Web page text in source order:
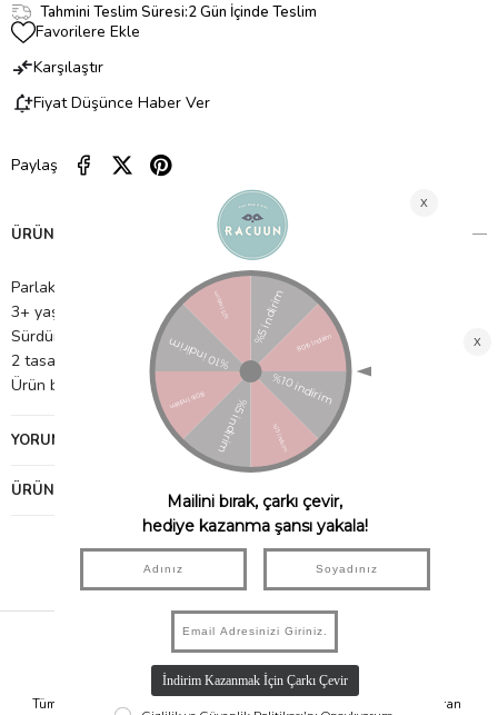
Tahmini Teslim Süresi:2 Gün İçinde Teslim
Favorilere Ekle
Karşılaştır
Fiyat Düşünce Haber Ver
Paylaş
ÜRÜN ÖZELLIKLERI
Parlak altın varak illüstrasyonlar
3+ yaş için uygundur
Sürdürülebilir FSC kağıttan üretilmiştir
2 tasarımlı 8'li paket
Ürün boyutları: 40 cm x 28 cm
YORUMLAR
ÜRÜN ÖNERILERI
Hızlı Kargo
Tüm Siparişleriniz Aynı Gün 14.00'a
Taksit İmkanı
Tüm Ürünlerde 6 Aya Kadar Varan